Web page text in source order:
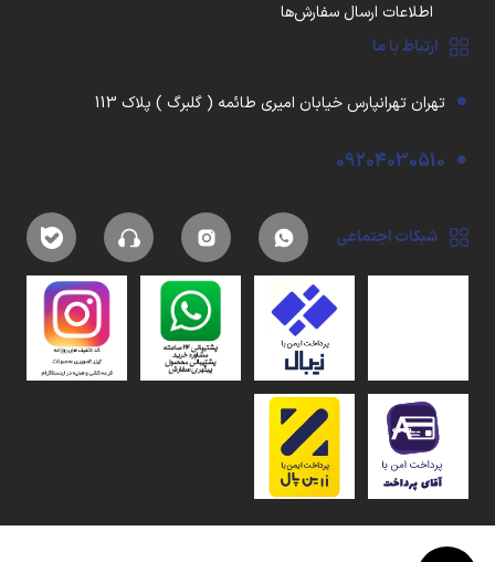
اطلاعات ارسال سفارش‌ها
ارتباط با ما
تهران تهرانپارس خیابان امیری طائمه ( گلبرگ ) پلاک 113
09204030510
شبکات اجتماعی